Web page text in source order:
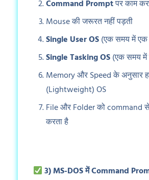
Command Promptपर काम
Mouse की जरूरत नहीं पड़ती
Single User OS(एक समय में एक
Single Tasking OS(एक समय में
Memory और Speed के अनुसार
(Lightweight) OS
File और Folder को command
करता है
3) MS-DOSमें Command